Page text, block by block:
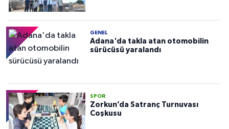
GENEL
Adana'da takla atan otomobilin
sürücüsü yaralandı
SPOR
Zorkun’da Satranç Turnuvası
Coşkusu